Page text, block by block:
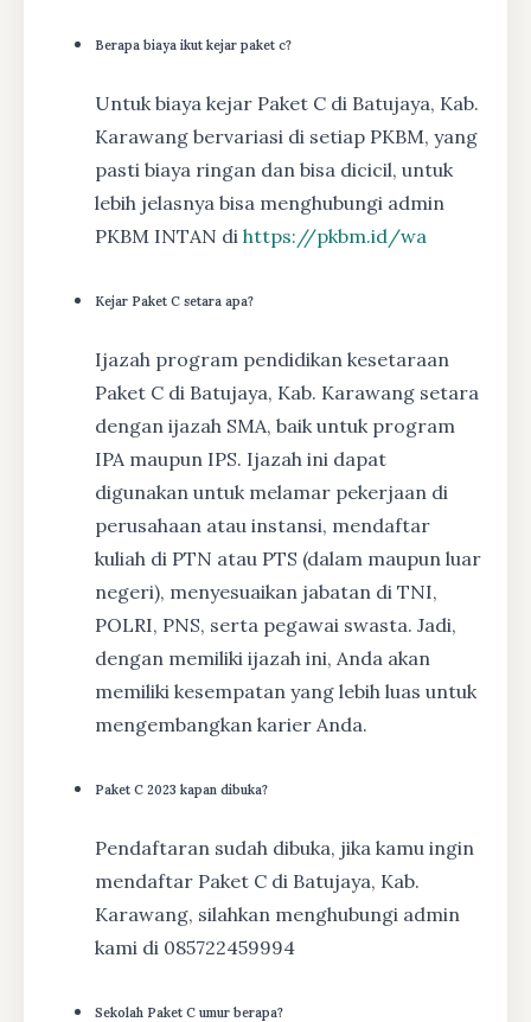
Berapa biaya ikut kejar paket c?
Untuk biaya kejar Paket C di Batujaya, Kab.
Karawang bervariasi di setiap PKBM, yang
pasti biaya ringan dan bisa dicicil, untuk
lebih jelasnya bisa menghubungi admin
PKBM INTAN di https://pkbm.id/wa
Kejar Paket C setara apa?
Ijazah program pendidikan kesetaraan
Paket C di Batujaya, Kab. Karawang setara
dengan ijazah SMA, baik untuk program
IPA maupun IPS. Ijazah ini dapat
digunakan untuk melamar pekerjaan di
perusahaan atau instansi, mendaftar
kuliah di PTN atau PTS (dalam maupun luar
negeri), menyesuaikan jabatan di TNI,
POLRI, PNS, serta pegawai swasta. Jadi,
dengan memiliki ijazah ini, Anda akan
memiliki kesempatan yang lebih luas untuk
mengembangkan karier Anda.
Paket C 2023 kapan dibuka?
Pendaftaran sudah dibuka, jika kamu ingin
mendaftar Paket C di Batujaya, Kab.
Karawang, silahkan menghubungi admin
kami di 085722459994
Sekolah Paket C umur berapa?